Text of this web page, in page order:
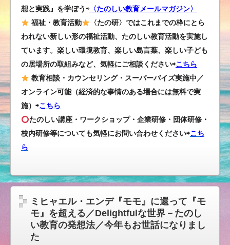
想と実践』を学ぼう⇨ 〈たのしい教育メールマガジン〉
福祉・教育活動
〈たの研〉ではこれまでの枠にとら
われない新しい形の福祉活動、たのしい教育活動を実施し
ています。楽しい環境教育、楽しい島言葉、楽しい子ども
の居場所の取組みなど、気軽にご相談ください⇨こちら
教育相談・カウンセリング・スーパーバイズ実施中／
オンライン可能（経済的な事情のある場合には無料で実
施）⇨こちら
たのしい講座・ワークショップ・企業研修・団体研修・
校内研修等についても気軽にお問い合わせください⇨こち
ら
ミヒャエル・エンデ『モモ』に還って『モ
モ』を超える／Delightfulな世界－たのし
い教育の発想法／今年もお世話になりまし
た